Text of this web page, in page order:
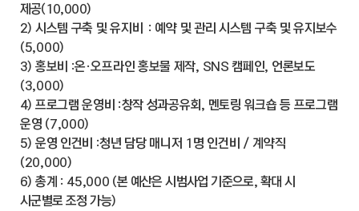
제공(10,000)
2) 시스템 구축 및 유지비
: 예약 및 관리 시스템 구축 및 유지보수
(5,000)
3) 홍보비 : 온·오프라인 홍보물 제작, SNS 캠페인, 언론보도
(3,000)
4) 프로그램 운영비 : 창작 성과공유회, 멘토링 워크숍 등 프로그램
운영 (7,000)
5) 운영 인건비 : 청년 담당 매니저 1명 인건비 / 계약직
(20,000)
6) 총계 : 45,000 (본 예산은 시범사업 기준으로, 확대 시
시군별로 조정 가능)